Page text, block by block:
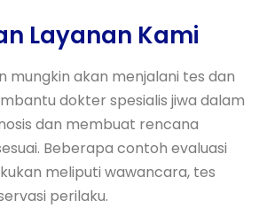
Layanan Kami
mungkin akan menjalani tes dan
dokter spesialis jiwa dalam
dan membuat rencana
Beberapa contoh evaluasi
meliputi wawancara, tes
perilaku.